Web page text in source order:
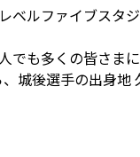
ルファイブスタ
も多くの皆さま
城後選手の出身